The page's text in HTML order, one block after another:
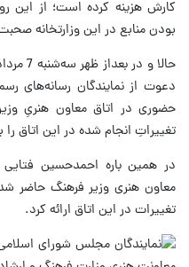
کارش هزینه کرده است؛ از این
بودن منابع در این وزارتخانه
دعوت از نمایندگان رسانه‌های
حضوری در اتاق معاون هنریِ
تغییراتِ انجام شده در این اتاق را
در همین باره احمدحسین
معاون هنری وزیر فرهنگ حاضر
تغییرات در این اتاق ارائه کرد.